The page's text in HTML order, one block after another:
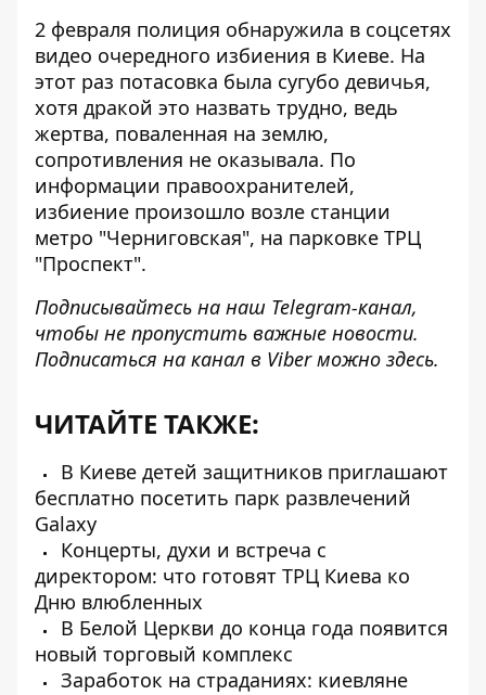
2 февраля полиция обнаружила в соцсетях
видео очередного избиения в Киеве. На
этот раз потасовка была сугубо девичья,
хотя дракой это назвать трудно, ведь
жертва, поваленная на землю,
сопротивления не оказывала. По
информации правоохранителей,
избиение произошло возле станции
метро "Черниговская", на парковке ТРЦ
"Проспект".
Подписывайтесь на наш Telegram-канал,
чтобы не пропустить важные новости.
Подписаться на канал в Viber можно здесь.
ЧИТАЙТЕ ТАКЖЕ:
В Киеве детей защитников приглашают
бесплатно посетить парк развлечений
Galaxy
Концерты, духи и встреча с
директором: что готовят ТРЦ Киева ко
Дню влюбленных
В Белой Церкви до конца года появится
новый торговый комплекс
Заработок на страданиях: киевляне